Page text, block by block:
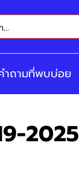
ำถามที่พบบ่อย
2025